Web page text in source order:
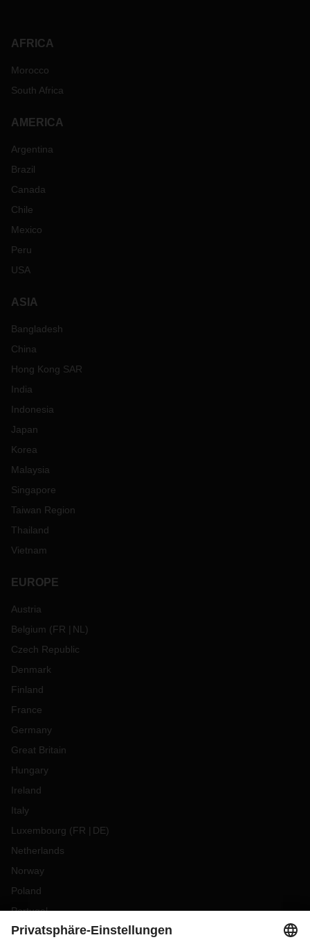
AFRICA
Morocco
South Africa
AMERICA
Argentina
Brazil
Canada
Chile
Mexico
Peru
USA
ASIA
Bangladesh
China
Hong Kong SAR
India
Indonesia
Japan
Korea
Malaysia
Singapore
Taiwan Region
Thailand
Vietnam
EUROPE
Austria
Belgium (FR NL )
Czech Republic
Denmark
Finland
France
Germany
Great Britain
Hungary
Ireland
Italy
Luxembourg (FR DE)
Netherlands
Norway
Poland
Portugal
Romania